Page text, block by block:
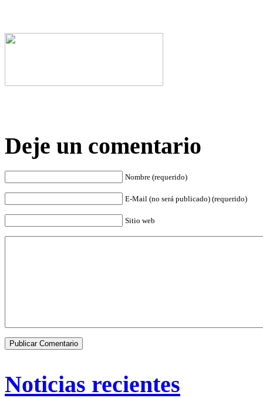
Deje un comentario
Nombre (requerido)
E-Mail (no será publicado) (requerido)
Sitio web
Noticias recientes